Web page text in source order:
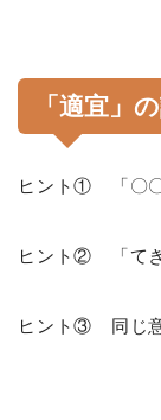
「適宜」
ヒント① 「〇〇
ヒント② 「てき
ヒント③ 同じ意